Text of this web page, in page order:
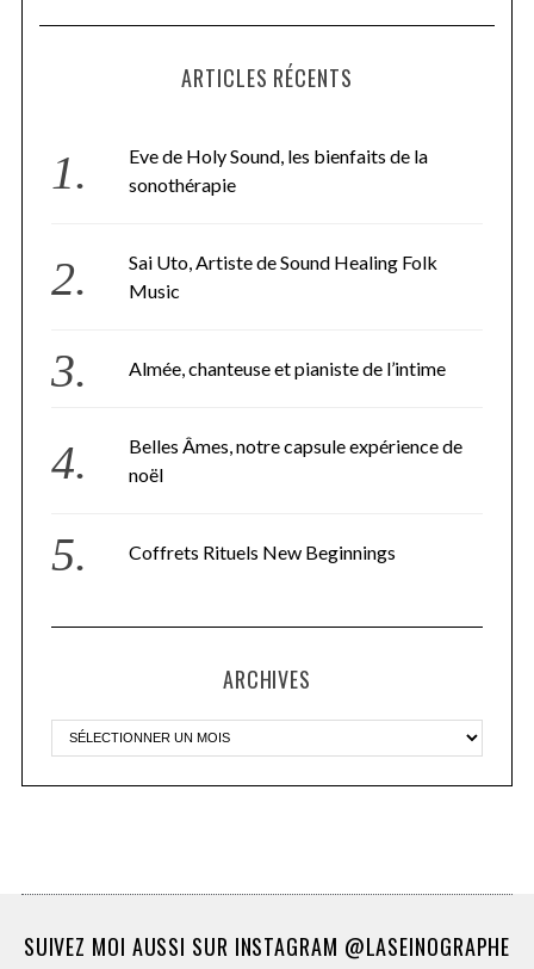
ARTICLES RÉCENTS
Eve de Holy Sound, les bienfaits de la
sonothérapie
Sai Uto, Artiste de Sound Healing Folk
Music
Almée, chanteuse et pianiste de l’intime
Belles Âmes, notre capsule expérience de
noël
Coffrets Rituels New Beginnings
ARCHIVES
SUIVEZ MOI AUSSI SUR INSTAGRAM @LASEINOGRAPHE